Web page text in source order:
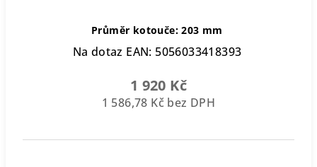
Průměr kotouče: 203 mm
Na dotaz EAN: 5056033418393
1 920 Kč
1 586,78 Kč bez DPH